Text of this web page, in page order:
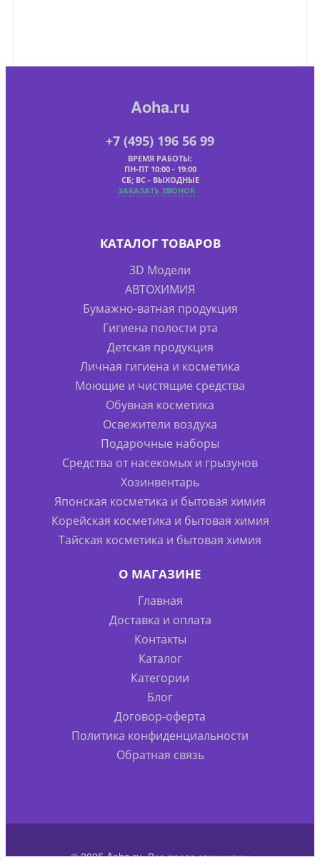
Aoha.ru
+7 (495) 196 56 99
ВРЕМЯ РАБОТЫ:
ПН-ПТ 10:00 - 19:00
СБ; ВС - ВЫХОДНЫЕ
ЗАКАЗАТЬ ЗВОНОК
КАТАЛОГ ТОВАРОВ
3D Модели
АВТОХИМИЯ
Бумажно-ватная продукция
Гигиена полости рта
Детская продукция
Личная гигиена и косметика
Моющие и чистящие средства
Обувная косметика
Освежители воздуха
Подарочные наборы
Средства от насекомых и грызунов
Хозинвентарь
Японская косметика и бытовая химия
Корейская косметика и бытовая химия
Тайская косметика и бытовая химия
О МАГАЗИНЕ
Главная
Доставка и оплата
Контакты
Каталог
Категории
Блог
Договор-оферта
Политика конфиденциальности
Обратная связь
© 2025 Aoha.ru. Все права защищены